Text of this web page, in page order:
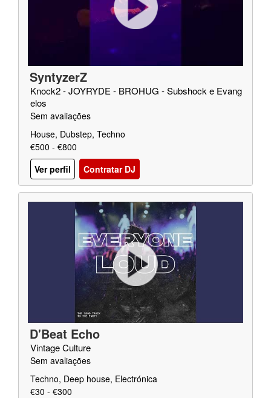
SyntyzerZ
Knock2 - JOYRYDE - BROHUG - Subshock e Evang
elos
Sem avaliações
House, Dubstep, Techno
€500 - €800
Ver perfil
Contratar DJ
D'Beat Echo
Vintage Culture
Sem avaliações
Techno, Deep house, Electrónica
€30 - €300